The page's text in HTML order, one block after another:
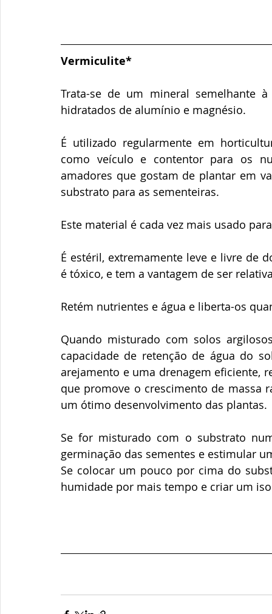
Vermiculite*
Trata-se de um mineral semelhante
hidratados de alumínio e magnésio.
É utilizado regularmente em
como veículo e contentor para os
amadores que gostam de plantar em
substrato para as sementeiras.
Este material é cada vez mais usado
É estéril, extremamente leve e livre de
é tóxico, e tem a vantagem de ser
Retém nutrientes e água e liberta-os
Quando misturado com solos
capacidade de retenção de água do
arejamento e uma drenagem eficiente,
que promove o crescimento de massa
um ótimo desenvolvimento das plantas.
Se for misturado com o substrato
germinação das sementes e estimular
Se colocar um pouco por cima do
humidade por mais tempo e criar um